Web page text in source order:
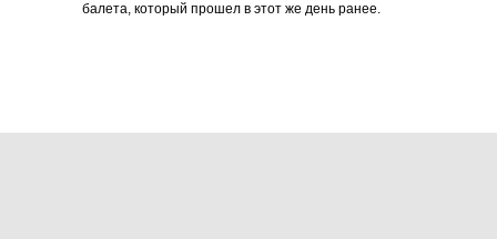
балета, который прошел в этот же день ранее.